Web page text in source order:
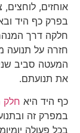
אוחזים, לוחצים,
בפרק כף היד
חלקה דרך
חזרה על תנועה
המעטה סביב שני
את תנועתם.
כף היד היא חלק
במפרק זה
בכל פעולה